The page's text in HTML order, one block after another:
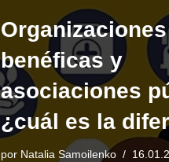
Organizaciones
benéficas y
asociaciones
¿cuál es la
por Natalia Samoilenko